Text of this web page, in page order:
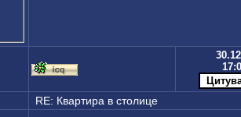
RE: Квартира в столице